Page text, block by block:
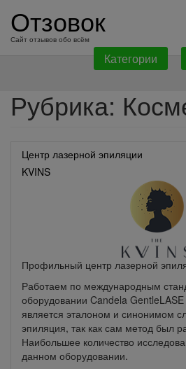
содержанию
Отзовок
Сайт отзывов обо всём
Категории
Рубрика:
Центр лазерной эпиляции
KVINS
Профильный центр лазерной
Работаем по международным
оборудовании Candela
является эталоном и синонимом
эпиляция, так как сам метод был
Наибольшее количество
данном оборудовании.